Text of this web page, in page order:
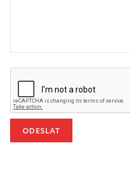
POHYBOVÉ AKTIVITY NA
PÍSNĚ K TÉMATU ZIMA